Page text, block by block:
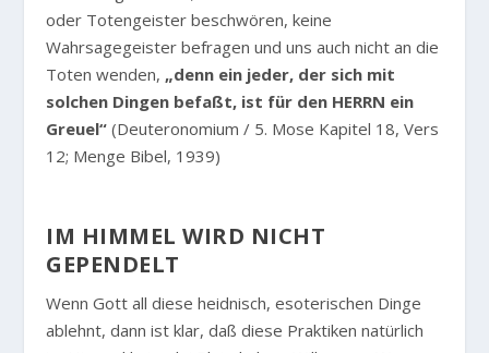
oder Totengeister beschwören, keine
Wahrsagegeister befragen und uns auch nicht an die
Toten wenden, „denn ein jeder, der sich mit
solchen Dingen befaßt, ist für den HERRN ein
Greuel“ (Deuteronomium / 5. Mose Kapitel 18, Vers
12; Menge Bibel, 1939)
IM HIMMEL WIRD NICHT
GEPENDELT
Wenn Gott all diese heidnisch, esoterischen Dinge
ablehnt, dann ist klar, daß diese Praktiken natürlich